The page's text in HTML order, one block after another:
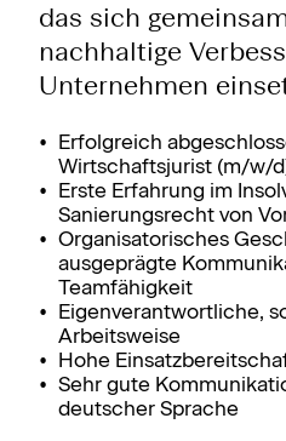
das sich
nachhaltige
Unternehmen
Erfolgreich
Wirtschaftsjurist (m/w/
Erste Erfahrung im
Sanierungsrecht von
Organisatorisches
ausgeprägte
Teamfähigkeit
Eigenverantwortliche,
Arbeitsweise
Hohe
Sehr gute
deutscher Sprache